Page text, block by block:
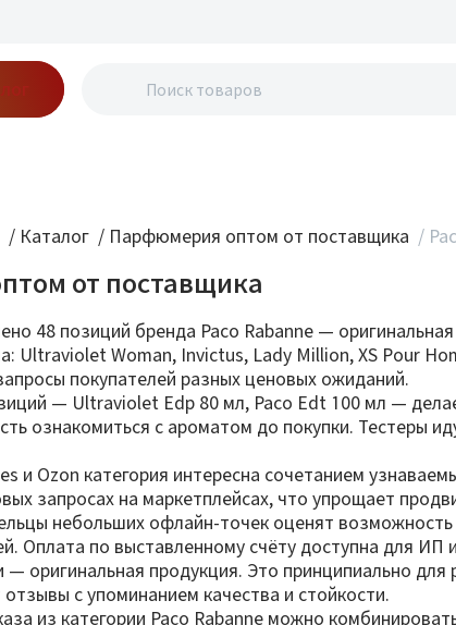
/ Каталог / Парфюмерия оптом от поставщика /
от поставщика
48 позиций бренда Paco Rabanne —
Ultraviolet Woman, Invictus, Lady Million, XS Pour
покупателей разных ценовых ожиданий.
— Ultraviolet Edp 80 мл, Paco Edt 100 мл —
ознакомиться с ароматом до покупки. Тестеры
и Ozon категория интересна сочетанием
запросах на маркетплейсах, что упрощает
небольших офлайн-точек оценят
Оплата по выставленному счёту доступна для ИП
— оригинальная продукция. Это принципиально
с упоминанием качества и стойкости.
из категории Paco Rabanne можно